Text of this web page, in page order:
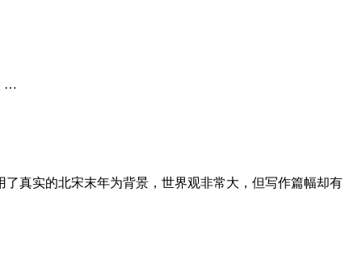
…
真实的北宋末年为背景，世界观非常大，但写作篇幅却有